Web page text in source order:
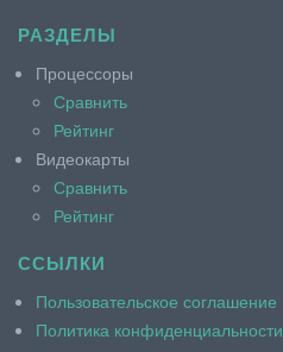
РАЗДЕЛЫ
Процессоры
Сравнить
Рейтинг
Видеокарты
Сравнить
Рейтинг
ССЫЛКИ
Пользовательское соглашение
Политика конфиденциальности